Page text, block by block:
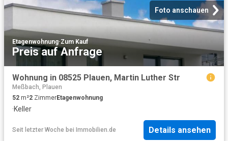
Foto anschauen
Etagenwohnung·Zum Kauf
Preis auf Anfrage
Wohnung in 08525 Plauen, Martin Luther Str
Meßbach, Plauen
52 m²2 ZimmerEtagenwohnung
·Keller
Seit letzter Woche bei Immobilien.de Details ansehen